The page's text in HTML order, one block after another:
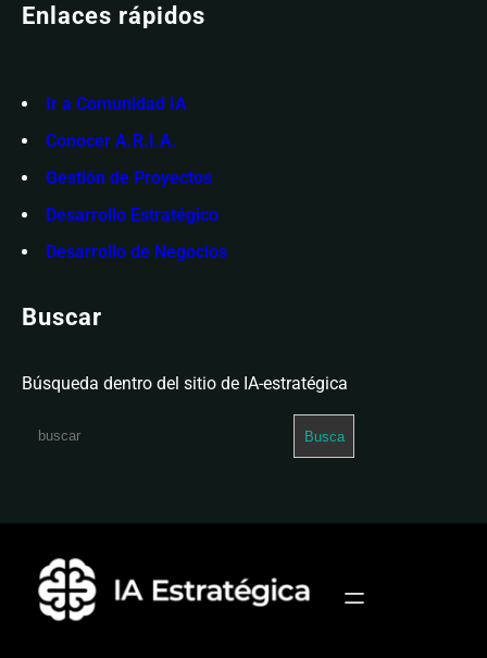
Enlaces rápidos
Ir a Comunidad IA
Conocer A.R.I.A.
Gestión de Proyectos
Desarrollo Estratégico
Desarrollo de Negocios
Buscar
Búsqueda dentro del sitio de IA-estratégica
c
Busca